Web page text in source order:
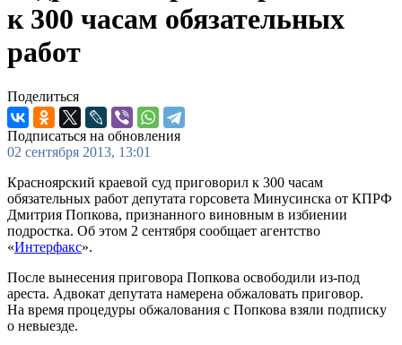
к 300 часам обязательных
работ
Поделиться
Подписаться на обновления
02 сентября 2013, 13:01
Красноярский краевой суд приговорил к 300 часам
обязательных работ депутата горсовета Минусинска от КПРФ
Дмитрия Попкова, признанного виновным в избиении
подростка. Об этом 2 сентября сообщает агентство
«Интерфакс».
После вынесения приговора Попкова освободили из-под
ареста. Адвокат депутата намерена обжаловать приговор.
На время процедуры обжалования с Попкова взяли подписку
о невыезде.